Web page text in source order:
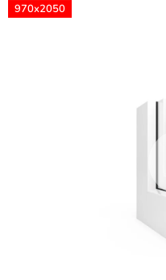
970x2050